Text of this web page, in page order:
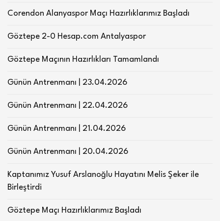
Corendon Alanyaspor Maçı Hazırlıklarımız Başladı
Göztepe 2-0 Hesap.com Antalyaspor
Göztepe Maçının Hazırlıkları Tamamlandı
Günün Antrenmanı | 23.04.2026
Günün Antrenmanı | 22.04.2026
Günün Antrenmanı | 21.04.2026
Günün Antrenmanı | 20.04.2026
Kaptanımız Yusuf Arslanoğlu Hayatını Melis Şeker ile
Birleştirdi
Göztepe Maçı Hazırlıklarımız Başladı